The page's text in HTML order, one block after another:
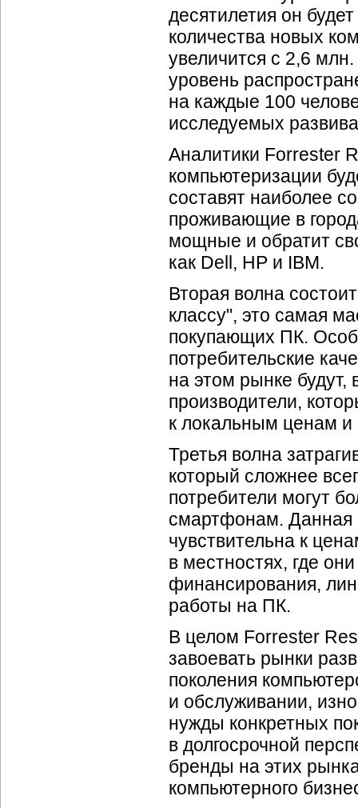
десятилетия он
количества новых
увеличится с 2,6
уровень
на каждые 100
исследуемых
Аналитики Forrester
компьютеризации
составят наиболее
проживающие в
мощные и обратит
как Dell, HP и IBM.
Вторая волна
классу", это самая
покупающих ПК.
потребительские
на этом рынке будут,
производители,
к локальным ценам
Третья волна
который сложнее
потребители могут
смартфонам. Данная
чувствительна к
в местностях, где
финансирования,
работы на ПК.
В целом Forrester
завоевать рынки
поколения
и обслуживании,
нужды конкретных
в долгосрочной
бренды на этих
компьютерного